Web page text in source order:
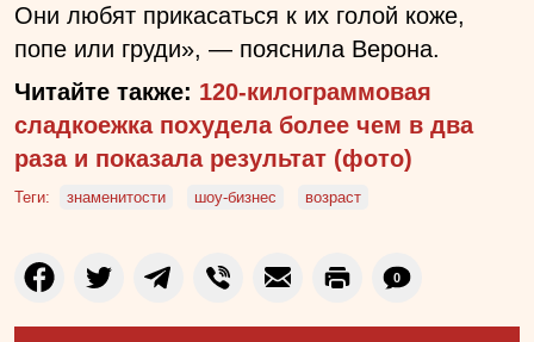
Они любят прикасаться к их голой коже,
попе или груди», — пояснила Верона.
Читайте также: 120-килограммовая
сладкоежка похудела более чем в два
раза и показала результат (фото)
Теги: знаменитости шоу-бизнес возраст
0